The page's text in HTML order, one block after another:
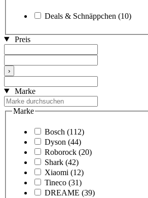
Deals & Schnäppchen (10)
Preis
›
Marke
Marke
Bosch (112)
Dyson (44)
Roborock (20)
Shark (42)
Xiaomi (12)
Tineco (31)
DREAME (39)